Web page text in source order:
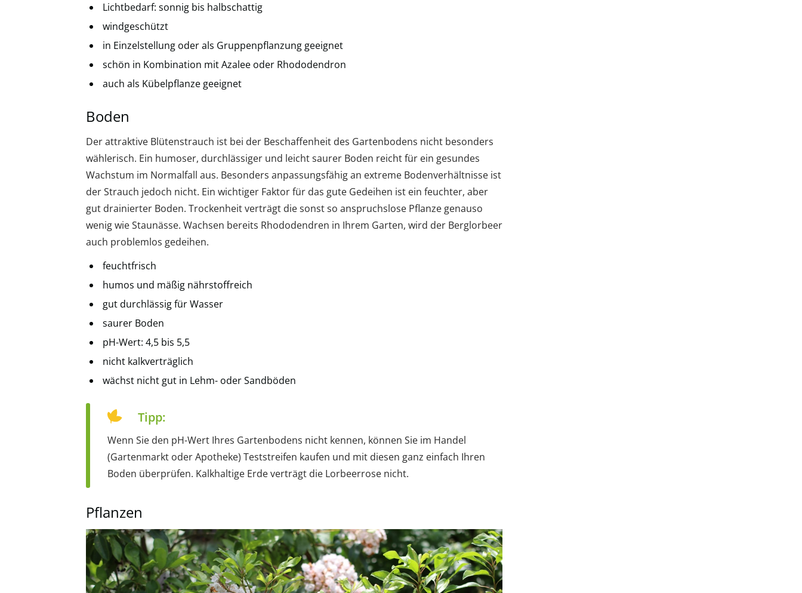
Lichtbedarf: sonnig bis halbschattig
windgeschützt
in Einzelstellung oder als Gruppenpflanzung geeignet
schön in Kombination mit Azalee oder Rhododendron
auch als Kübelpflanze geeignet
Boden
Der attraktive Blütenstrauch ist bei der Beschaffenheit des Gartenbodens nicht besonders
wählerisch. Ein humoser, durchlässiger und leicht saurer Boden reicht für ein gesundes
Wachstum im Normalfall aus. Besonders anpassungsfähig an extreme Bodenverhältnisse ist
der Strauch jedoch nicht. Ein wichtiger Faktor für das gute Gedeihen ist ein feuchter, aber
gut drainierter Boden. Trockenheit verträgt die sonst so anspruchslose Pflanze genauso
wenig wie Staunässe. Wachsen bereits Rhododendren in Ihrem Garten, wird der Berglorbeer
auch problemlos gedeihen.
feuchtfrisch
humos und mäßig nährstoffreich
gut durchlässig für Wasser
saurer Boden
pH-Wert: 4,5 bis 5,5
nicht kalkverträglich
wächst nicht gut in Lehm- oder Sandböden
Tipp:
Wenn Sie den pH-Wert Ihres Gartenbodens nicht kennen, können Sie im Handel
(Gartenmarkt oder Apotheke) Teststreifen kaufen und mit diesen ganz einfach Ihren
Boden überprüfen. Kalkhaltige Erde verträgt die Lorbeerrose nicht.
Pflanzen